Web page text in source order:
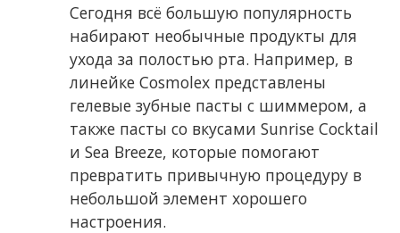
Сегодня всё большую популярность
набирают необычные продукты для
ухода за полостью рта. Например, в
линейке Cosmolex представлены
гелевые зубные пасты с шиммером, а
также пасты со вкусами Sunrise Cocktail
и Sea Breeze, которые помогают
превратить привычную процедуру в
небольшой элемент хорошего
настроения.